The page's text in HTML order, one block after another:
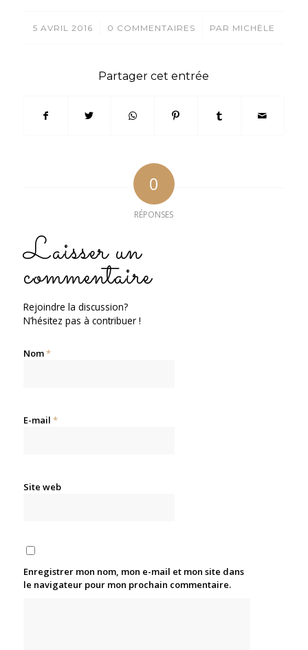
5 AVRIL 2016
/ 0 COMMENTAIRES
/ PAR MICHÈLE
Partager cet entrée
0
RÉPONSES
Laisser un
commentaire
Rejoindre la discussion?
N’hésitez pas à contribuer !
Nom*
E-mail *
Site web
Enregistrer mon nom, mon e-mail et mon site dans
le navigateur pour mon prochain commentaire.